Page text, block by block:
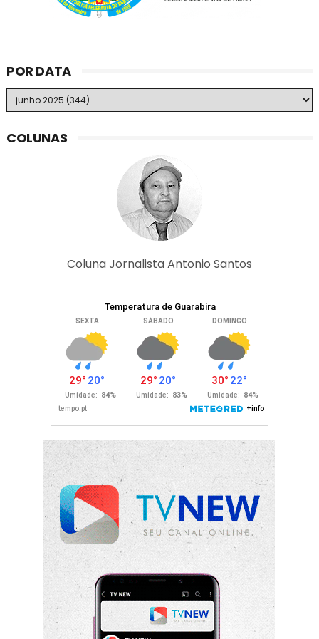
POR DATA
COLUNAS
Coluna Jornalista Antonio Santos